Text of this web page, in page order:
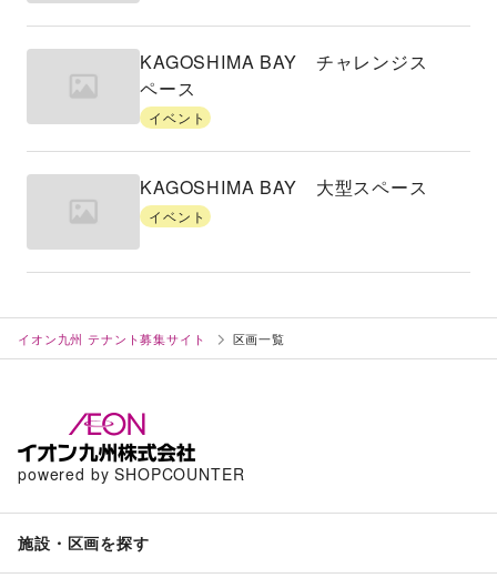
KAGOSHIMA BAY チャレンジス
ペース
イベント
KAGOSHIMA BAY 大型スペース
イベント
イオン九州 テナント募集サイト 区画一覧
powered by SHOPCOUNTER
施設・区画を探す